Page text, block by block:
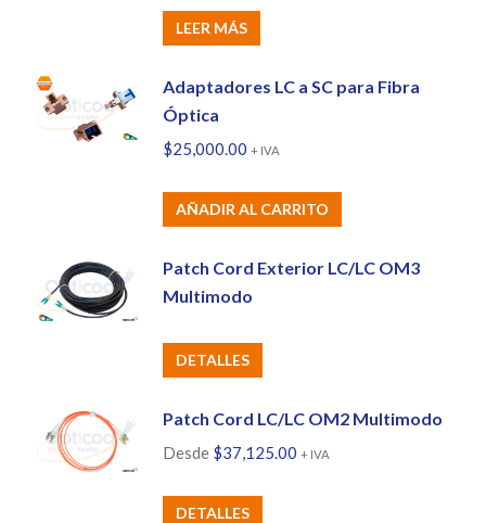
pueden
LEER MÁS
Adaptadores LC a SC para Fibra
Óptica
$25,000.00 + IVA
AÑADIR AL CARRITO
Patch Cord Exterior LC/LC OM3
Multimodo
DETALLES
Patch Cord LC/LC OM2 Multimodo
Desde $37,125.00 + IVA
DETALLES